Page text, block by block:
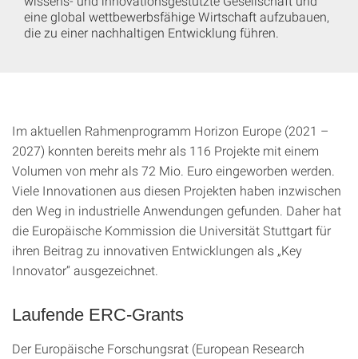
eine global wettbewerbsfähige Wirtschaft aufzubauen,
die zu einer nachhaltigen Entwicklung führen.
Im aktuellen Rahmenprogramm Horizon Europe (2021 –
2027) konnten bereits mehr als 116 Projekte mit einem
Volumen von mehr als 72 Mio. Euro eingeworben werden.
Viele Innovationen aus diesen Projekten haben inzwischen
den Weg in industrielle Anwendungen gefunden. Daher hat
die Europäische Kommission die Universität Stuttgart für
ihren Beitrag zu innovativen Entwicklungen als „Key
Innovator“ ausgezeichnet.
Laufende ERC-Grants
Der Europäische Forschungsrat (European Research